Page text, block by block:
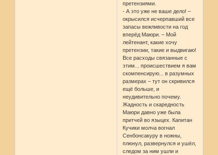
претензиями.
- А это уже не ваше дело! –
окрысился исчерпавший все
запасы вежливости на год
вперёд Маюри. – Мой
лейтенант, какие хочу
претензии, такие и выдвигаю!
Все расходы связанные с
этим... происшествием я вам
скомпенсирую... в разумных
размерах – тут он скривился
ещё больше, и
неудивительно почему.
Жадность и скаредность
Маюри давно уже была
притчей во языцех. Капитан
Кучики молча вогнал
Сенбонсакуру в ножны,
плюнул, развернулся и ушёл,
следом за ним ушли и